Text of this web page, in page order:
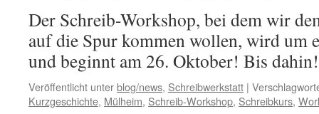
Der Schreib-Workshop, bei dem wir
auf die Spur kommen wollen, wird um
und beginnt am 26. Oktober! Bis
Veröffentlicht unterblog/news, Schreibwerkstatt |
Kurzgeschichte, Mülheim, Schreib-Workshop, Schreibkurs,